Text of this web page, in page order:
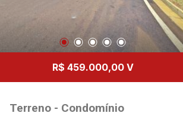
R$ 459.000,00 V
Terreno - Condomínio